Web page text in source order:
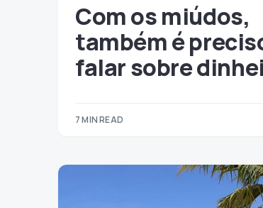
Com os miúdos,
também é
falar sobre
7 MIN READ